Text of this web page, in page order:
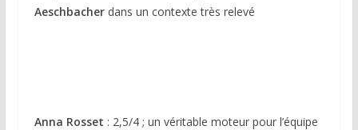
Aeschbacherdans un contexte très relevé
Anna Rosset : 2,5/4 ; un véritable moteur pour l’équipe